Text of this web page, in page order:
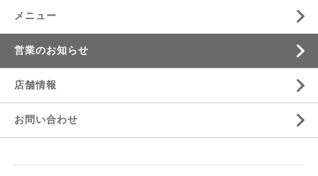
メニュー
営業のお知らせ
店舗情報
お問い合わせ